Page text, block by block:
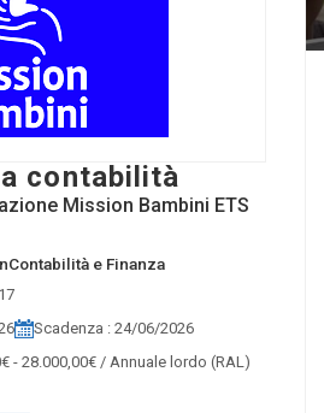
contabilità
Mission Bambini ETS
Contabilità e Finanza
Scadenza : 24/06/2026
- 28.000,00€ / Annuale lordo (RAL)